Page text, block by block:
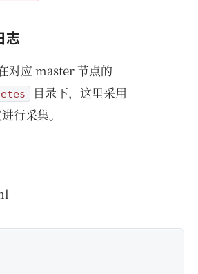
志
对应 master 节点的
目录下，这里采用
行采集。